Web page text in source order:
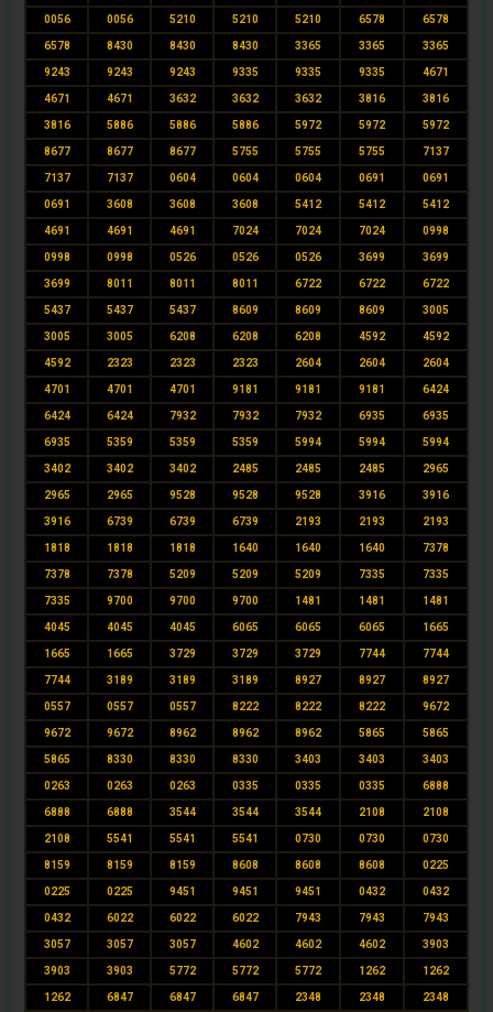
0056 0056 5210 5210 5210 6578 6578
6578 8430 8430 8430 3365 3365 3365
9243 9243 9243 9335 9335 9335 4671
4671 4671 3632 3632 3632 3816 3816
3816 5886 5886 5886 5972 5972 5972
8677 8677 8677 5755 5755 5755 7137
7137 7137 0604 0604 0604 0691 0691
0691 3608 3608 3608 5412 5412 5412
4691 4691 4691 7024 7024 7024 0998
0998 0998 0526 0526 0526 3699 3699
3699 8011 8011 8011 6722 6722 6722
5437 5437 5437 8609 8609 8609 3005
3005 3005 6208 6208 6208 4592 4592
4592 2323 2323 2323 2604 2604 2604
4701 4701 4701 9181 9181 9181 6424
6424 6424 7932 7932 7932 6935 6935
6935 5359 5359 5359 5994 5994 5994
3402 3402 3402 2485 2485 2485 2965
2965 2965 9528 9528 9528 3916 3916
3916 6739 6739 6739 2193 2193 2193
1818 1818 1818 1640 1640 1640 7378
7378 7378 5209 5209 5209 7335 7335
7335 9700 9700 9700 1481 1481 1481
4045 4045 4045 6065 6065 6065 1665
1665 1665 3729 3729 3729 7744 7744
7744 3189 3189 3189 8927 8927 8927
0557 0557 0557 8222 8222 8222 9672
9672 9672 8962 8962 8962 5865 5865
5865 8330 8330 8330 3403 3403 3403
0263 0263 0263 0335 0335 0335 6888
6888 6888 3544 3544 3544 2108 2108
2108 5541 5541 5541 0730 0730 0730
8159 8159 8159 8608 8608 8608 0225
0225 0225 9451 9451 9451 0432 0432
0432 6022 6022 6022 7943 7943 7943
3057 3057 3057 4602 4602 4602 3903
3903 3903 5772 5772 5772 1262 1262
1262 6847 6847 6847 2348 2348 2348